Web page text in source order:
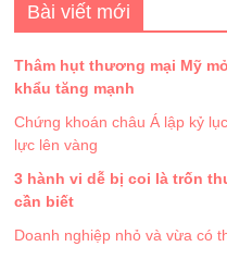
Bài viết mới
Thâm hụt thương mại Mỹ
khẩu tăng mạnh
Chứng khoán châu Á lập kỷ
lực lên vàng
3 hành vi dễ bị coi là trốn
cần biết
Doanh nghiệp nhỏ và vừa có